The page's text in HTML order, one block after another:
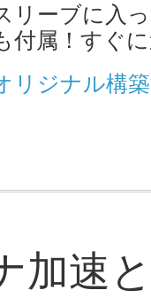
リーブに入
付属！すぐ
リジナル構
加速